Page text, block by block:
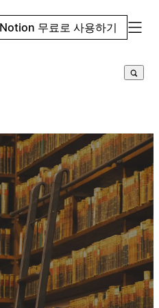
Notion 무료로 사용하기